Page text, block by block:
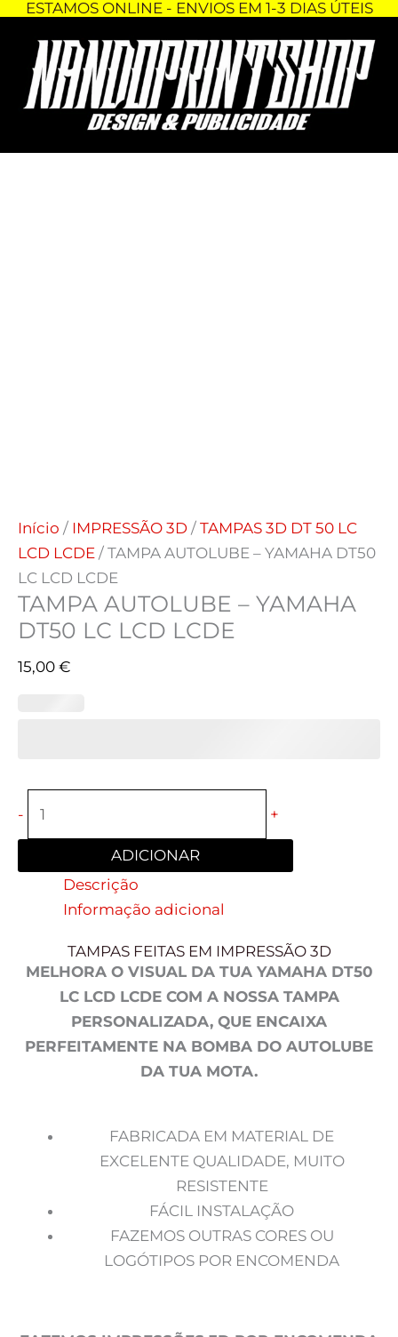
Skip
content
ESTAMOS ONLINE - ENVIOS EM 1-3 DIAS ÚTEIS
Início / IMPRESSÃO 3D / TAMPAS 3D DT 50 LC
LCD LCDE / TAMPA AUTOLUBE – YAMAHA DT50
LC LCD LCDE
TAMPA AUTOLUBE – YAMAHA
DT50 LC LCD LCDE
15,00 €
-
Quantidade
de
TAMPA
AUTOLUBE
-
YAMAHA
+
ADICIONAR
Descrição
Informação adicional
TAMPAS FEITAS EM IMPRESSÃO 3D
MELHORA O VISUAL DA TUA YAMAHA DT50
LC LCD LCDE COM A NOSSA TAMPA
PERSONALIZADA, QUE ENCAIXA
PERFEITAMENTE NA BOMBA DO AUTOLUBE
DA TUA MOTA.
FABRICADA EM MATERIAL DE
EXCELENTE QUALIDADE, MUITO
RESISTENTE
FÁCIL INSTALAÇÃO
FAZEMOS OUTRAS CORES OU
LOGÓTIPOS POR ENCOMENDA